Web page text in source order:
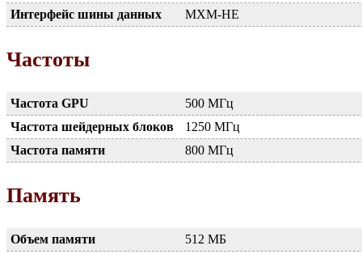
Интерфейс шины данных
MXM-HE
Частоты
Частота GPU
500 МГц
Частота шейдерных блоков
1250 МГц
Частота памяти
800 МГц
Память
Объем памяти
512 МБ